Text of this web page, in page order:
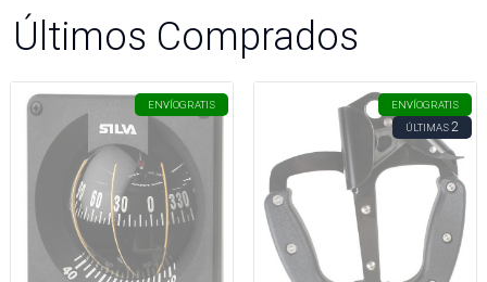
Últimos Comprados
ENVÍOGRATIS ENVÍOGRATIS
ÚLTIMAS2